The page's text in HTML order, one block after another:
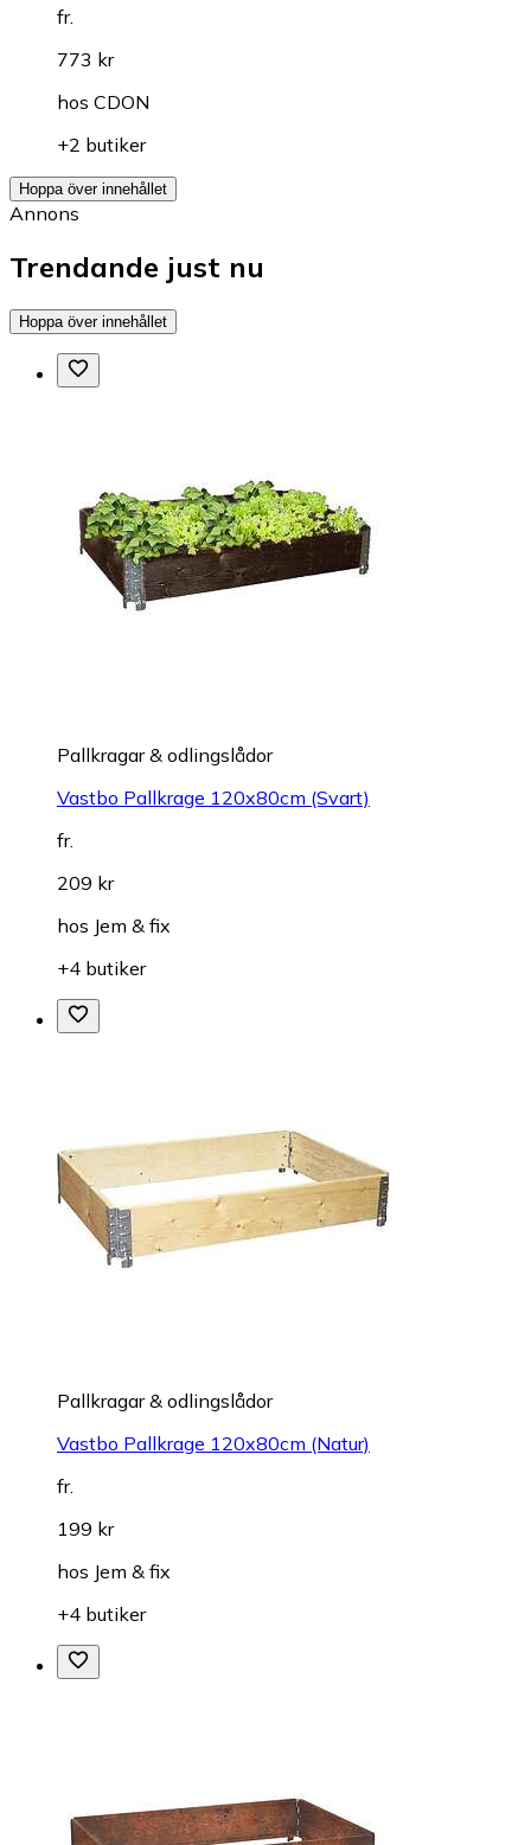
fr.
773 kr
hos CDON
+2 butiker
Hoppa över innehållet
Annons
Trendande just nu
Hoppa över innehållet
Pallkragar & odlingslådor
Vastbo Pallkrage 120x80cm (Svart)
fr.
209 kr
hos Jem & fix
+4 butiker
Pallkragar & odlingslådor
Vastbo Pallkrage 120x80cm (Natur)
fr.
199 kr
hos Jem & fix
+4 butiker